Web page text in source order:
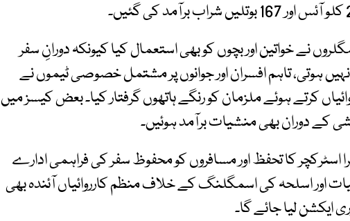
نے خواتین اور بچوں کو بھی استعمال کیا کیونکہ دورانِ سفر
ہوتی، تاہم افسران اور جوانوں پر مشتمل خصوصی ٹیموں نے
کرتے ہوئے ملزمان کو رنگے ہاتھوں گرفتار کیا۔ بعض کیسز میں
کے دوران بھی منشیات برآمد ہوئیں۔
اسٹرکچر کا تحفظ اور مسافروں کو محفوظ سفر کی فراہمی ادارے
اور اسلحہ کی اسمگلنگ کے خلاف منظم کارروائیاں آئندہ بھی
ایکشن لیا جائے گا۔